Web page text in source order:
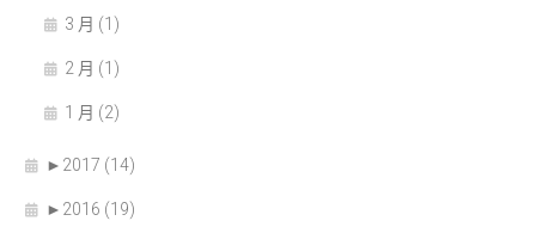
3 月 (1)
2 月 (1)
1 月 (2)
► 2017 (14)
► 2016 (19)